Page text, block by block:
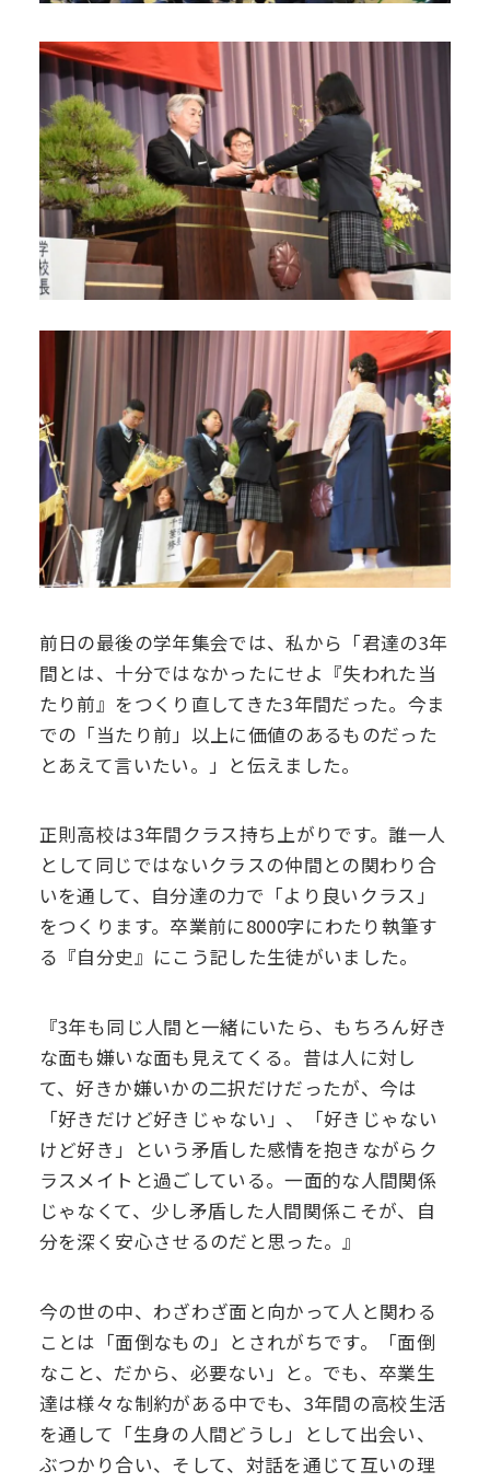
前日の最後の学年集会では、私から「君達の3年
間とは、十分ではなかったにせよ『失われた当
たり前』をつくり直してきた3年間だった。今ま
での「当たり前」以上に価値のあるものだった
とあえて言いたい。」と伝えました。
正則高校は3年間クラス持ち上がりです。誰一人
として同じではないクラスの仲間との関わり合
いを通して、自分達の力で「より良いクラス」
をつくります。卒業前に8000字にわたり執筆す
る『自分史』にこう記した生徒がいました。
『3年も同じ人間と一緒にいたら、もちろん好き
な面も嫌いな面も見えてくる。昔は人に対し
て、好きか嫌いかの二択だけだったが、今は
「好きだけど好きじゃない」、「好きじゃない
けど好き」という矛盾した感情を抱きながらク
ラスメイトと過ごしている。一面的な人間関係
じゃなくて、少し矛盾した人間関係こそが、自
分を深く安心させるのだと思った。』
今の世の中、わざわざ面と向かって人と関わる
ことは「面倒なもの」とされがちです。「面倒
なこと、だから、必要ない」と。でも、卒業生
達は様々な制約がある中でも、3年間の高校生活
を通して「生身の人間どうし」として出会い、
ぶつかり合い、そして、対話を通じて互いの理